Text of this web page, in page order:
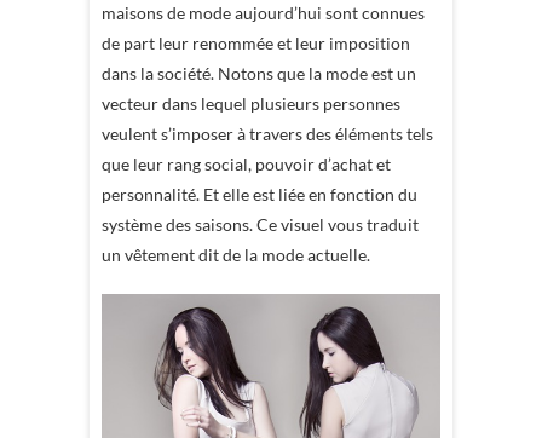
maisons de mode aujourd’hui sont connues
de part leur renommée et leur imposition
dans la société. Notons que la mode est un
vecteur dans lequel plusieurs personnes
veulent s’imposer à travers des éléments tels
que leur rang social, pouvoir d’achat et
personnalité. Et elle est liée en fonction du
système des saisons. Ce visuel vous traduit
un vêtement dit de la mode actuelle.